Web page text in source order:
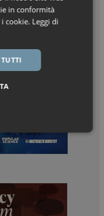
in conformità
cookie. Leggi di
Marketing
Marketing